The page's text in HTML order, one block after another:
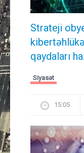
Strateji
qaydaları
Siyasət
15:05